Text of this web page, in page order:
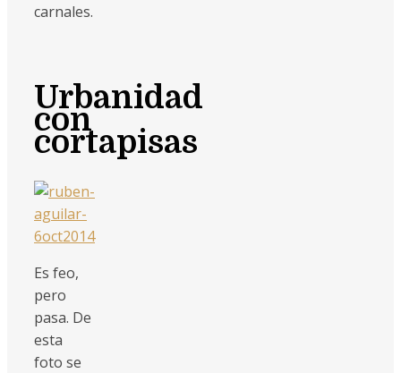
carnales.
Urbanidad
con
cortapisas
Es feo,
pero
pasa. De
esta
foto se